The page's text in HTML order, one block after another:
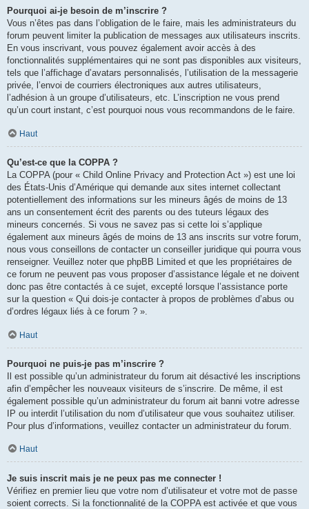
Pourquoi ai-je besoin de m’inscrire ?
Vous n’êtes pas dans l’obligation de le faire, mais les administrateurs du
forum peuvent limiter la publication de messages aux utilisateurs inscrits.
En vous inscrivant, vous pouvez également avoir accès à des
fonctionnalités supplémentaires qui ne sont pas disponibles aux visiteurs,
tels que l’affichage d’avatars personnalisés, l’utilisation de la messagerie
privée, l’envoi de courriers électroniques aux autres utilisateurs,
l’adhésion à un groupe d’utilisateurs, etc. L’inscription ne vous prend
qu’un court instant, c’est pourquoi nous vous recommandons de le faire.
Haut
Qu’est-ce que la COPPA ?
La COPPA (pour « Child Online Privacy and Protection Act ») est une loi
des États-Unis d’Amérique qui demande aux sites internet collectant
potentiellement des informations sur les mineurs âgés de moins de 13
ans un consentement écrit des parents ou des tuteurs légaux des
mineurs concernés. Si vous ne savez pas si cette loi s’applique
également aux mineurs âgés de moins de 13 ans inscrits sur votre forum,
nous vous conseillons de contacter un conseiller juridique qui pourra vous
renseigner. Veuillez noter que phpBB Limited et que les propriétaires de
ce forum ne peuvent pas vous proposer d’assistance légale et ne doivent
donc pas être contactés à ce sujet, excepté lorsque l’assistance porte
sur la question « Qui dois-je contacter à propos de problèmes d’abus ou
d’ordres légaux liés à ce forum ? ».
Haut
Pourquoi ne puis-je pas m’inscrire ?
Il est possible qu’un administrateur du forum ait désactivé les inscriptions
afin d’empêcher les nouveaux visiteurs de s’inscrire. De même, il est
également possible qu’un administrateur du forum ait banni votre adresse
IP ou interdit l’utilisation du nom d’utilisateur que vous souhaitez utiliser.
Pour plus d’informations, veuillez contacter un administrateur du forum.
Haut
Je suis inscrit mais je ne peux pas me connecter !
Vérifiez en premier lieu que votre nom d’utilisateur et votre mot de passe
soient corrects. Si la fonctionnalité de la COPPA est activée et que vous